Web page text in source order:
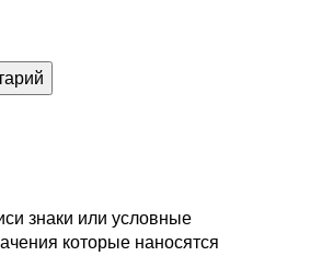
знаки или условные
которые наносятся